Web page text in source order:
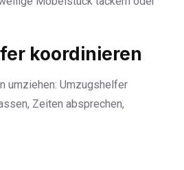
koordinieren
umziehen: Umzugshelfer
Zeiten absprechen,